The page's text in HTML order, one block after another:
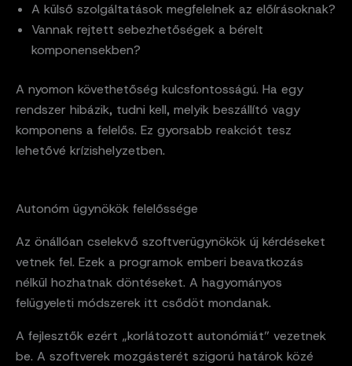
A külső szolgáltatások megfelelnek az előírásoknak?
Vannak rejtett sebezhetőségek a bérelt
komponensekben?
A nyomon követhetőség kulcsfontosságú. Ha egy
rendszer hibázik, tudni kell, melyik beszállító vagy
komponens a felelős. Ez gyorsabb reakciót tesz
lehetővé krízishelyzetben.
Autonóm ügynökök felelőssége
Az önállóan cselekvő szoftverügynökök új kérdéseket
vetnek fel. Ezek a programok emberi beavatkozás
nélkül hozhatnak döntéseket. A hagyományos
felügyeleti módszerek itt csődöt mondanak.
A fejlesztők ezért „korlátozott autonómiát” vezetnek
be. A szoftverek mozgásterét szigorú határok közé